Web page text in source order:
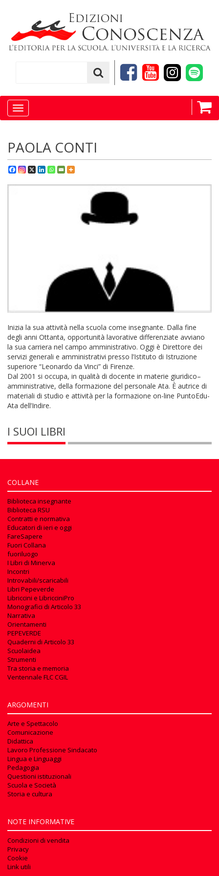
Toggle
navigation
PAOLA CONTI
Inizia la sua attività nella scuola come insegnante. Dalla fine
degli anni Ottanta, opportunità lavorative differenziate avviano
la sua carriera nel campo amministrativo. Oggi è Direttore dei
servizi generali e amministrativi presso l’Istituto di Istruzione
superiore “Leonardo da Vinci” di Firenze.
Dal 2001 si occupa, in qualità di docente in materie giuridico–
amministrative, della formazione del personale Ata. È autrice di
materiali di studio e attività per la formazione on-line PuntoEdu-
Ata dell’Indire.
I SUOI LIBRI
COLLANE
Biblioteca insegnante
Biblioteca RSU
Contratti e normativa
Educatori di ieri e oggi
FareSapere
Fuori Collana
fuoriluogo
I Libri di Minerva
Incontri
Introvabili/scaricabili
Libri Pepeverde
Libriccini e LibricciniPro
Monografici di Articolo 33
Narrativa
Orientamenti
PEPEVERDE
Quaderni di Articolo 33
Scuolaidea
Strumenti
Tra storia e memoria
Ventennale FLC CGIL
ARGOMENTI
Arte e Spettacolo
Comunicazione
Didattica
Lavoro Professione Sindacato
Lingua e Linguaggi
Pedagogia
Questioni istituzionali
Scuola e Società
Storia e cultura
NOTE INFORMATIVE
Condizioni di vendita
Privacy
Cookie
Link utili